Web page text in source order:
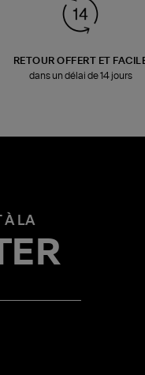
RETOUR OFFERT ET
dans un délai de 14 jours
À LA